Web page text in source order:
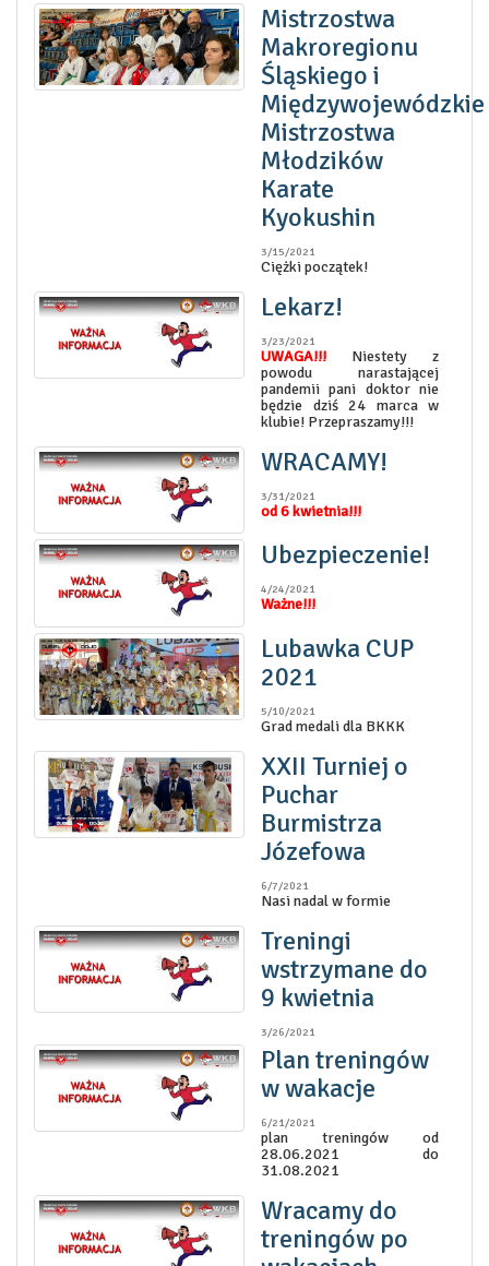
Mistrzostwa
Makroregionu
Śląskiego i
Międzywojewódzkie
Mistrzostwa
Młodzików
Karate
Kyokushin
3/15/2021
Ciężki początek!
Lekarz!
3/23/2021
UWAGA!!! Niestety z
powodu narastającej
pandemii pani doktor nie
będzie dziś 24 marca w
klubie! Przepraszamy!!!
WRACAMY!
3/31/2021
od 6 kwietnia!!!
Ubezpieczenie!
4/24/2021
Ważne!!!
Lubawka CUP
2021
5/10/2021
Grad medali dla BKKK
XXII Turniej o
Puchar
Burmistrza
Józefowa
6/7/2021
Nasi nadal w formie
Treningi
wstrzymane do
9 kwietnia
3/26/2021
Plan treningów
w wakacje
6/21/2021
plan treningów od
28.06.2021 do
31.08.2021
Wracamy do
treningów po